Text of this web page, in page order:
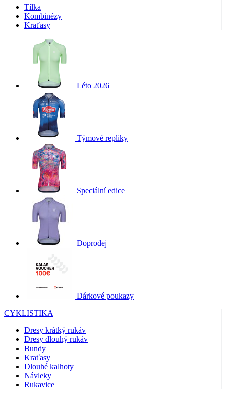
Tílka
Kombinézy
Kraťasy
Léto 2026
Týmové repliky
Speciální edice
Doprodej
Dárkové poukazy
CYKLISTIKA
Dresy krátký rukáv
Dresy dlouhý rukáv
Bundy
Kraťasy
Dlouhé kalhoty
Návleky
Rukavice